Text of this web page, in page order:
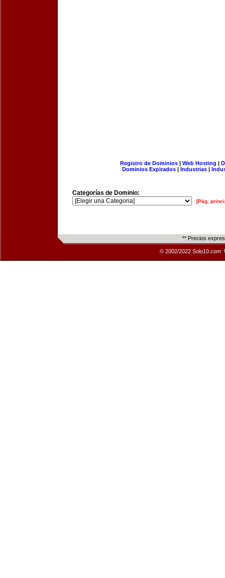
Registro de Dominios| Web Hosting |
Dominios Expirados | Industrias |
Categorías de Dominio:
[Pág.
** Precios
© 2002/2022 Solo10.com